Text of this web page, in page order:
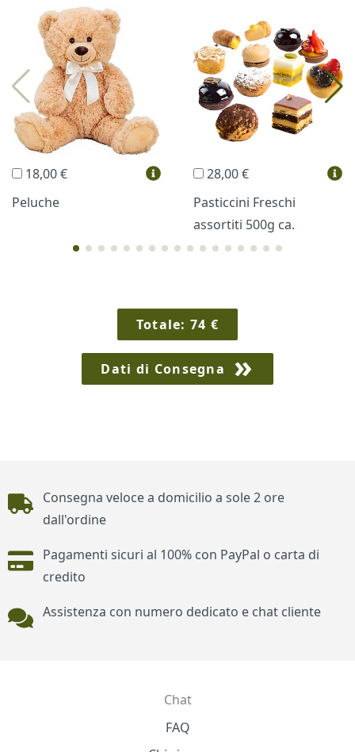
I più scelti
Profumi Collane Lussoni®
Trudi® THUN®
Regali Personalizzati
18,00 €
Peluche
28,00 €
Pasticcini Freschi
assortiti 500g ca.
Totale:74 €
Dati di Consegna
Piè di pagina
Consegna veloce a domicilio a sole 2 ore
dall'ordine
Pagamenti sicuri al 100% con PayPal o carta di
credito
Assistenza con numero dedicato e chat cliente
Chat
FAQ